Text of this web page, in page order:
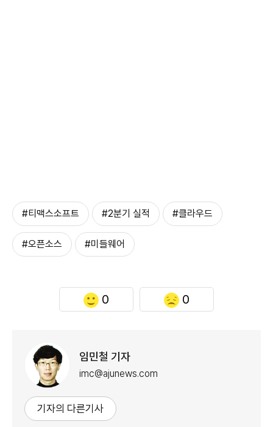
#티맥스소프트 #2분기 실적 #클라우드
#오픈소스 #미들웨어
0 0
임민철 기자
imc@ajunews.com
기자의 다른기사